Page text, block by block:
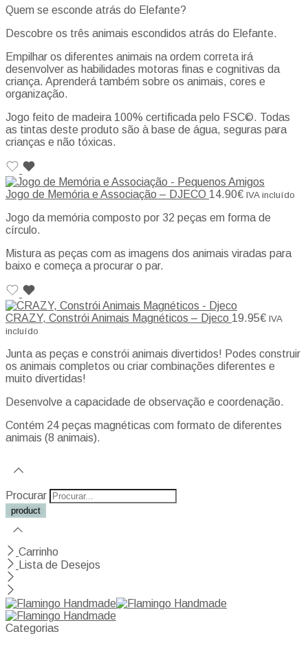
Quem se esconde atrás do Elefante?
Descobre os três animais escondidos atrás do Elefante.
Empilhar os diferentes animais na ordem correta irá
desenvolver as habilidades motoras finas e cognitivas da
criança. Aprenderá também sobre os animais, cores e
organização.
Jogo feito de madeira 100% certificada pelo FSC©. Todas
as tintas deste produto são à base de água, seguras para
crianças e não tóxicas.
Jogo de Memória e Associação – DJECO 14.90€ IVA incluído
Jogo da memória composto por 32 peças em forma de
círculo.
Mistura as peças com as imagens dos animais viradas para
baixo e começa a procurar o par.
CRAZY, Constrói Animais Magnéticos – Djeco 19.95€ IVA
incluído
Junta as peças e constrói animais divertidos! Podes construir
os animais completos ou criar combinações diferentes e
muito divertidas!
Desenvolve a capacidade de observação e coordenação.
Contém 24 peças magnéticas com formato de diferentes
animais (8 animais).
Procurar
Carrinho
Lista de Desejos
Categorias